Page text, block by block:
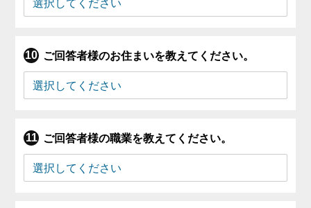
ご回答者様のお住まいを教えてください。
ご回答者様の職業を教えてください。